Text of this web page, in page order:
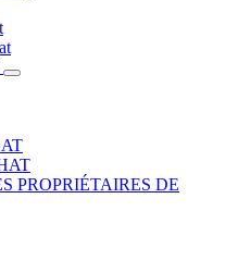
PROPRIÉTAIRES DE